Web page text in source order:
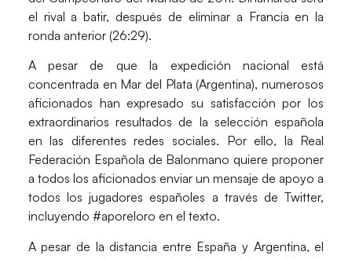
el rival a batir, después de eliminar a Francia en la
ronda anterior (26:29).
A pesar de que la expedición nacional está
concentrada en Mar del Plata (Argentina), numerosos
aficionados han expresado su satisfacción por los
extraordinarios resultados de la selección española
en las diferentes redes sociales. Por ello, la Real
Federación Española de Balonmano quiere proponer
a todos los aficionados enviar un mensaje de apoyo a
todos los jugadores españoles a través de Twitter,
incluyendo #aporeloro en el texto.
A pesar de la distancia entre España y Argentina, el